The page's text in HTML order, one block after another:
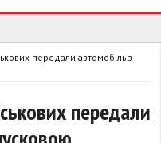
передали автомобіль з
передали